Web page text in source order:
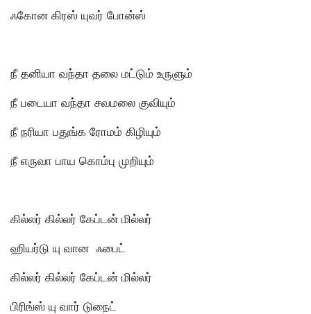
ஃகோன கிரஸ் யுவர் போன்ஸ்
நீ தனியா வந்தா தலை மட்டும் உருளும்
நீ படையா வந்தா சவமலை குவியும்
நீ நரியா பதுங்க ரோமம் கிழியும்
நீ எருவா பாய கொம்பு முறியும்
கில்லர் கில்லர் கேப்டன் மில்லர்
ஹியர்டு யு வான ஃபைட்
கில்லர் கில்லர் கேப்டன் மில்லர்
பிரிங்ஸ் யு வார் டுநைட்